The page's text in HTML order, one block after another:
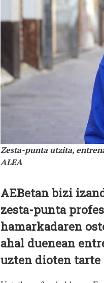
Zesta-punta utzita,
ALEA
AEBetan bizi
zesta-punta
hamarkadaren
ahal duenean
uzten dioten